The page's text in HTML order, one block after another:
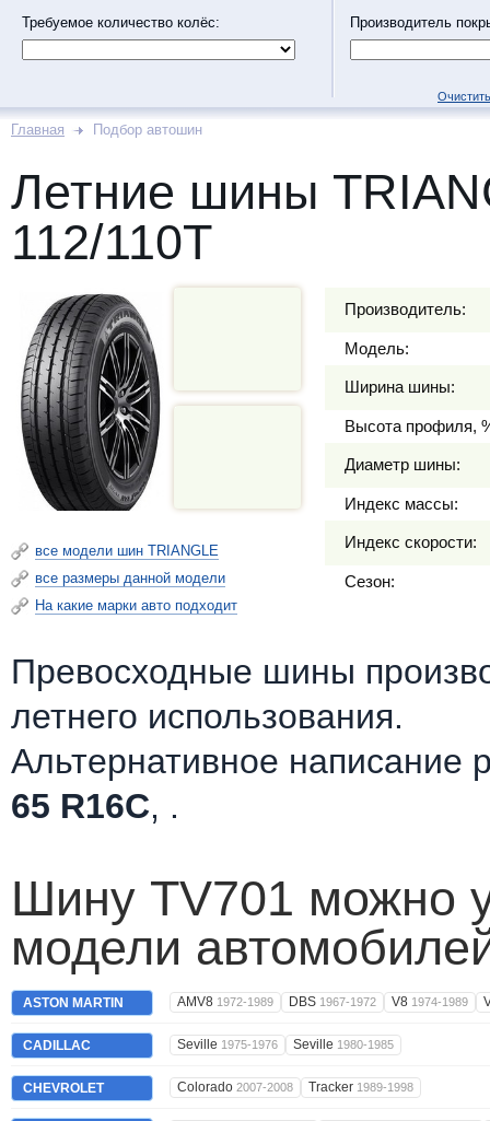
Требуемое количество колёс: Производитель
Главная Подбор автошин
Летние шины
112/110T
все модели шин TRIANGLE
все размеры данной модели
На какие марки авто подходит
Производитель:
Модель:
Ширина шины:
Высота профиля,
Диаметр шины:
Индекс массы:
Индекс скорости:
Сезон:
Превосходные шины
летнего использования.
Альтернативное написание
65 R16C, .
Шину TV701 можно
модели
ASTON MARTIN AMV8 1972-1989 DBS 1967-1972 V8 1974-1989
CADILLAC Seville 1975-1976 Seville 1980-1985
CHEVROLET Colorado 2007-2008 Tracker 1989-1998